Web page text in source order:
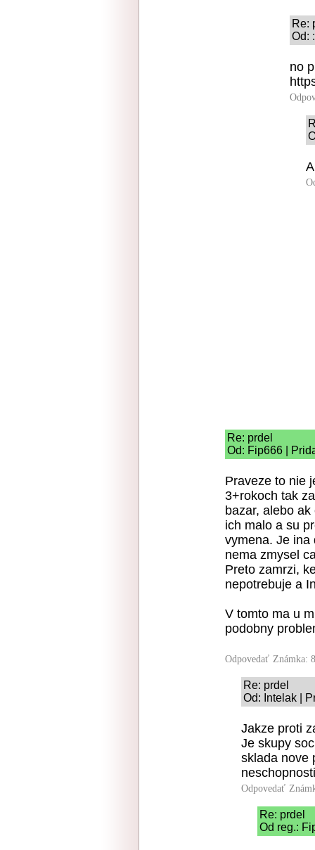
Re:
Od:
no
Re: prdel
Od: Fip666 |
Praveze to nie
3+rokoch tak
bazar, alebo
ich malo a su
vymena. Je ina
nema zmysel
Preto zamrzi,
nepotrebuje a
V tomto ma u
podobny
Odpovedať Známka:
Re: prdel
Od: Intelak |
Jakze proti
Je skupy
sklada nove
Odpovedať
Re: prdel
Od reg.: